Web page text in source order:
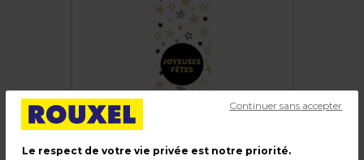
Le respect de votre vie privée est notre priorité.
Continuer sans accepter